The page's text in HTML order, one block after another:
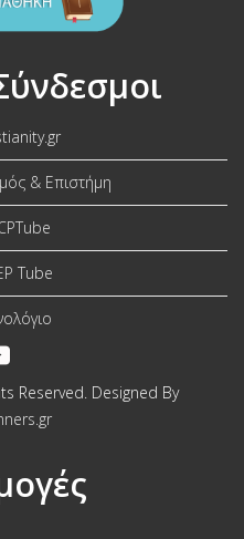
& Επιστήμη
Tube
Reserved. Designed By